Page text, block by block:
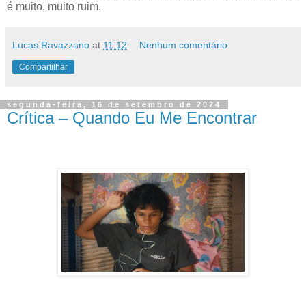
é muito, muito ruim.
Lucas Ravazzano at 11:12 Nenhum comentário:
Compartilhar
segunda-feira, 16 de setembro de 2024
Crítica – Quando Eu Me Encontrar